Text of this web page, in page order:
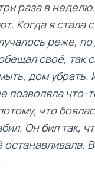
раза в
Когда я стала
реже,
своё, так
дом
что-
что
Он бил так,